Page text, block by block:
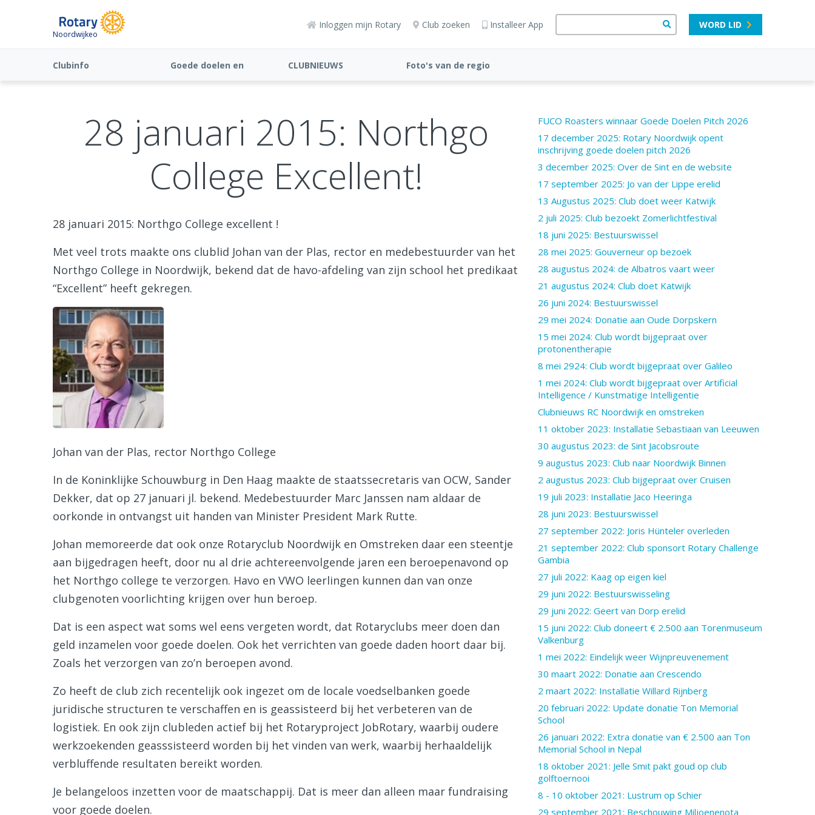
Noordwijkeo
Inloggen mijn Rotary Club zoeken Installeer App WORD LID
Clubinfo
Goede doelen en
CLUBNIEUWS
Foto's van de regio
28 januari 2015: Northgo
College Excellent!
28 januari 2015: Northgo College excellent !
Met veel trots maakte ons clublid Johan van der Plas, rector en medebestuurder van het
Northgo College in Noordwijk, bekend dat de havo-afdeling van zijn school het predikaat
“Excellent” heeft gekregen.
Johan van der Plas, rector Northgo College
In de Koninklijke Schouwburg in Den Haag maakte de staatssecretaris van OCW, Sander
Dekker, dat op 27 januari jl. bekend. Medebestuurder Marc Janssen nam aldaar de
oorkonde in ontvangst uit handen van Minister President Mark Rutte.
Johan memoreerde dat ook onze Rotaryclub Noordwijk en Omstreken daar een steentje
aan bijgedragen heeft, door nu al drie achtereenvolgende jaren een beroepenavond op
het Northgo college te verzorgen. Havo en VWO leerlingen kunnen dan van onze
clubgenoten voorlichting krijgen over hun beroep.
Dat is een aspect wat soms wel eens vergeten wordt, dat Rotaryclubs meer doen dan
geld inzamelen voor goede doelen. Ook het verrichten van goede daden hoort daar bij.
Zoals het verzorgen van zo’n beroepen avond.
Zo heeft de club zich recentelijk ook ingezet om de locale voedselbanken goede
juridische structuren te verschaffen en is geassisteerd bij het verbeteren van de
logistiek. En ook zijn clubleden actief bij het Rotaryproject JobRotary, waarbij oudere
werkzoekenden geasssisteerd worden bij het vinden van werk, waarbij herhaaldelijk
verbluffende resultaten bereikt worden.
Je belangeloos inzetten voor de maatschappij. Dat is meer dan alleen maar fundraising
voor goede doelen.
FUCO Roasters winnaar Goede Doelen Pitch 2026
17 december 2025: Rotary Noordwijk opent
inschrijving goede doelen pitch 2026
3 december 2025: Over de Sint en de website
17 september 2025: Jo van der Lippe erelid
13 Augustus 2025: Club doet weer Katwijk
2 juli 2025: Club bezoekt Zomerlichtfestival
18 juni 2025: Bestuurswissel
28 mei 2025: Gouverneur op bezoek
28 augustus 2024: de Albatros vaart weer
21 augustus 2024: Club doet Katwijk
26 juni 2024: Bestuurswissel
29 mei 2024: Donatie aan Oude Dorpskern
15 mei 2024: Club wordt bijgepraat over
protonentherapie
8 mei 2924: Club wordt bijgepraat over Galileo
1 mei 2024: Club wordt bijgepraat over Artificial
Intelligence / Kunstmatige Intelligentie
Clubnieuws RC Noordwijk en omstreken
11 oktober 2023: Installatie Sebastiaan van Leeuwen
30 augustus 2023: de Sint Jacobsroute
9 augustus 2023: Club naar Noordwijk Binnen
2 augustus 2023: Club bijgepraat over Cruisen
19 juli 2023: Installatie Jaco Heeringa
28 juni 2023: Bestuurswissel
27 september 2022: Joris Hünteler overleden
21 september 2022: Club sponsort Rotary Challenge
Gambia
27 juli 2022: Kaag op eigen kiel
29 juni 2022: Bestuurswisseling
29 juni 2022: Geert van Dorp erelid
15 juni 2022: Club doneert € 2.500 aan Torenmuseum
Valkenburg
1 mei 2022: Eindelijk weer Wijnpreuvenement
30 maart 2022: Donatie aan Crescendo
2 maart 2022: Installatie Willard Rijnberg
20 februari 2022: Update donatie Ton Memorial
School
26 januari 2022: Extra donatie van € 2.500 aan Ton
Memorial School in Nepal
18 oktober 2021: Jelle Smit pakt goud op club
golftoernooi
8 - 10 oktober 2021: Lustrum op Schier
29 september 2021: Beschouwing Miljoenenota